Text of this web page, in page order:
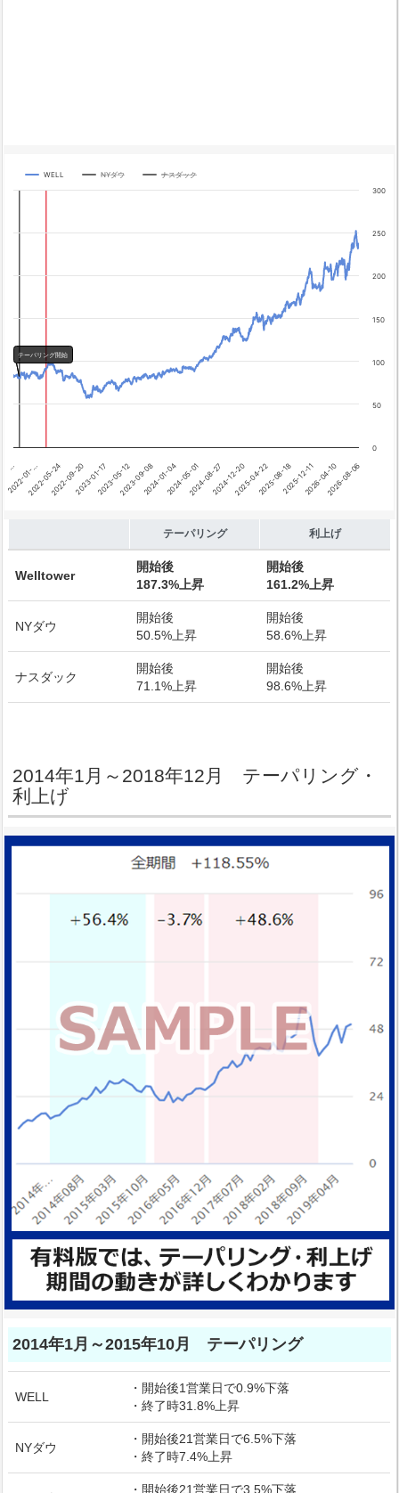
Chart
The chart has 1 X axis displaying categories.
テーパリング開始
WELL NYダウ ナスダック
…
2022-01-…2022-05-242022-09-202023-01-172023-05-122023-09-082024-01-042024-05-012024-08-272024-12-202025-04-222025-08-182025-12-112026-04-102026-08-06
0
50
100
150
200
250
300
テーパリング 利上げ
Welltower
開始後
187.3%上昇
開始後
161.2%上昇
NYダウ
開始後
50.5%上昇
開始後
58.6%上昇
ナスダック
開始後
71.1%上昇
開始後
98.6%上昇
2014年1月～2018年12月 テーパリング・
利上げ
2014年1月～2015年10月 テーパリング
WELL
・開始後1営業日で0.9%下落
・終了時31.8%上昇
NYダウ
・開始後21営業日で6.5%下落
・終了時7.4%上昇
・開始後21営業日で3.5%下落